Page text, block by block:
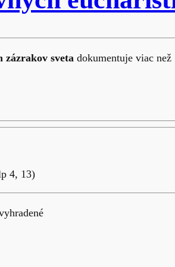
zázrakov sveta dokumentuje viac než
4, 13)